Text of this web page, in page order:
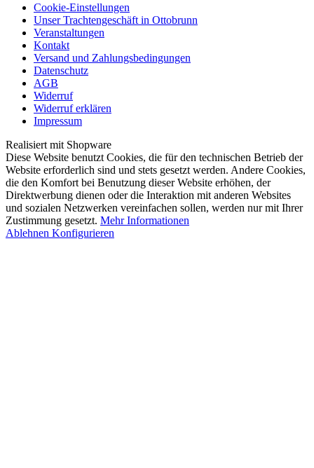
Cookie-Einstellungen
Unser Trachtengeschäft in Ottobrunn
Veranstaltungen
Kontakt
Versand und Zahlungsbedingungen
Datenschutz
AGB
Widerruf
Widerruf erklären
Impressum
Realisiert mit Shopware
Diese Website benutzt Cookies, die für den technischen Betrieb der
Website erforderlich sind und stets gesetzt werden. Andere Cookies,
die den Komfort bei Benutzung dieser Website erhöhen, der
Direktwerbung dienen oder die Interaktion mit anderen Websites
und sozialen Netzwerken vereinfachen sollen, werden nur mit Ihrer
Zustimmung gesetzt. Mehr Informationen
Ablehnen Konfigurieren